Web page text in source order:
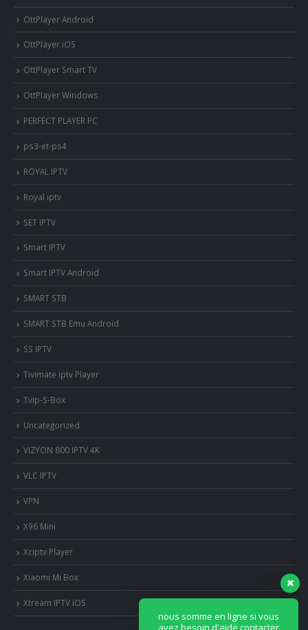
OttPlayer Android
OttPlayer iOS
OttPlayer Smart TV
OttPlayer Windows
PERFECT PLAYER PC
ps3-et-ps4
ROYAL IPTV
Royal iptv
SET IPTV
Smart IPTV
Smart IPTV Android
SMART STB
SMART STB Emu Android
SS IPTV
Tivimate iptv Player
Tvip-S-Box
Uncategorized
VIZYON 800 IPTV 4K
VLC IPTV
VPN
X96 Mini
Xciptv Player
Xiaomi Mi Box
Xtream IPTV iOS
nous somme en ligne si vous
avez besoin d'aide contacter
nous via whatsapp!